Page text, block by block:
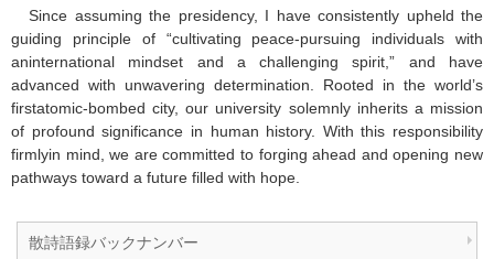
Since assuming the presidency, I have consistently upheld the
guiding principle of “cultivating peace-pursuing individuals with
aninternational mindset and a challenging spirit,” and have
advanced with unwavering determination. Rooted in the world’s
firstatomic-bombed city, our university solemnly inherits a mission
of profound significance in human history. With this responsibility
firmlyin mind, we are committed to forging ahead and opening new
pathways toward a future filled with hope.
散詩語録バックナンバー